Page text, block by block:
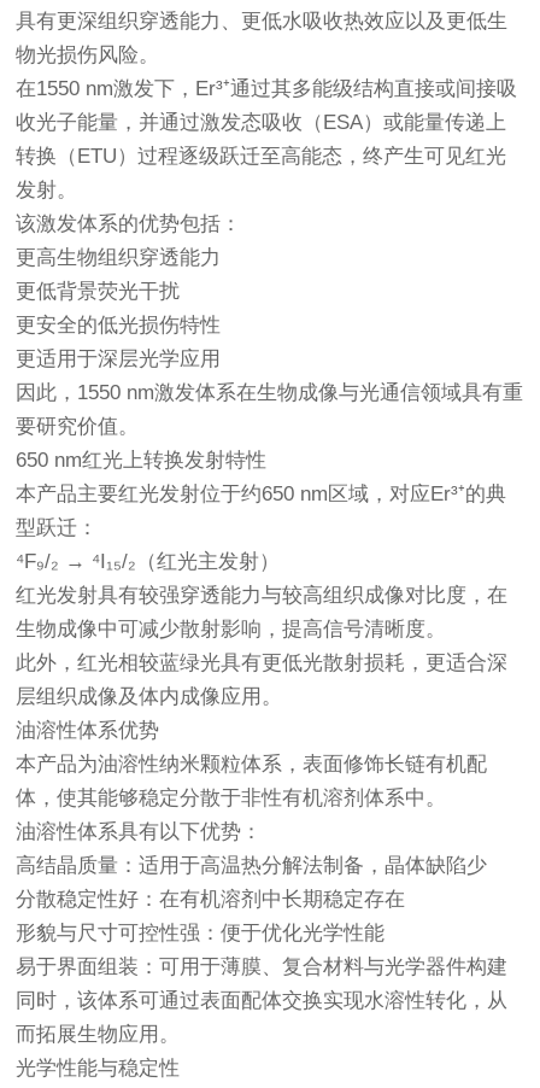
具有更深组织穿透能力、更低水吸收热效应以及更低生
物光损伤风险。
在1550 nm激发下，Er³⁺通过其多能级结构直接或间接吸
收光子能量，并通过激发态吸收（ESA）或能量传递上
转换（ETU）过程逐级跃迁至高能态，终产生可见红光
发射。
该激发体系的优势包括：
更高生物组织穿透能力
更低背景荧光干扰
更安全的低光损伤特性
更适用于深层光学应用
因此，1550 nm激发体系在生物成像与光通信领域具有重
要研究价值。
650 nm红光上转换发射特性
本产品主要红光发射位于约650 nm区域，对应Er³⁺的典
型跃迁：
⁴F₉/₂ → ⁴I₁₅/₂（红光主发射）
红光发射具有较强穿透能力与较高组织成像对比度，在
生物成像中可减少散射影响，提高信号清晰度。
此外，红光相较蓝绿光具有更低光散射损耗，更适合深
层组织成像及体内成像应用。
油溶性体系优势
本产品为油溶性纳米颗粒体系，表面修饰长链有机配
体，使其能够稳定分散于非性有机溶剂体系中。
油溶性体系具有以下优势：
高结晶质量：适用于高温热分解法制备，晶体缺陷少
分散稳定性好：在有机溶剂中长期稳定存在
形貌与尺寸可控性强：便于优化光学性能
易于界面组装：可用于薄膜、复合材料与光学器件构建
同时，该体系可通过表面配体交换实现水溶性转化，从
而拓展生物应用。
光学性能与稳定性